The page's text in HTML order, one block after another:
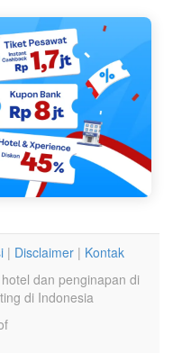
| Disclaimer | Kontak
dan penginapan di
di Indonesia